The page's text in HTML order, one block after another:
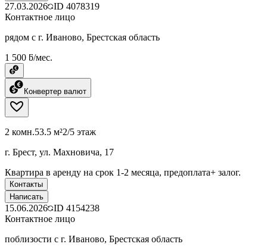
27.03.2026 ID 4078319
Контактное лицо
рядом с г. Иваново, Брестская область
1 500 ƃ/мес.
Конвертер валют
2 комн.53.5 м²2/5 этаж
г. Брест, ул. Махновича, 17
Квартира в аренду на срок 1-2 месяца, предоплата+ залог.
Контакты
Написать
15.06.2026 ID 4154238
Контактное лицо
поблизости с г. Иваново, Брестская область